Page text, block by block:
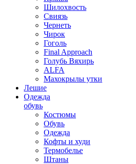
Шилохвость
Свиязь
Чернеть
Чирок
Гоголь
Final Approach
Голубь Вяхирь
ALFA
Махокрылы утки
Лешие
Одежда
обувь
Костюмы
Обувь
Одежда
Кофты и худи
Термобелье
Штаны